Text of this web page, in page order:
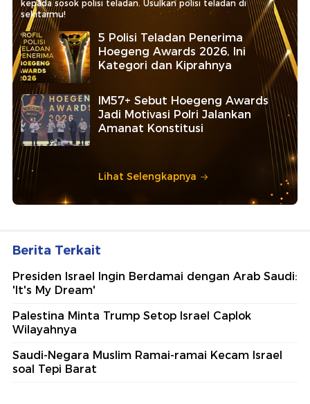
kepada sosok polisi teladan. Usulkan polisi teladan di
sekitarmu!
5 Polisi Teladan Penerima
Hoegeng Awards 2026, Ini
Kategori dan Kiprahnya
IM57+ Sebut Hoegeng Awards
Jadi Motivasi Polri Jalankan
Amanat Konstitusi
Lihat Selengkapnya
Berita Terkait
Presiden Israel Ingin Berdamai dengan Arab Saudi:
'It's My Dream'
Palestina Minta Trump Setop Israel Caplok
Wilayahnya
Saudi-Negara Muslim Ramai-ramai Kecam Israel
soal Tepi Barat